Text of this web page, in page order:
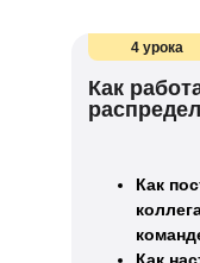
4 урока
Как
Как